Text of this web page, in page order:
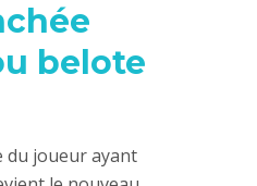
belote
du joueur ayant